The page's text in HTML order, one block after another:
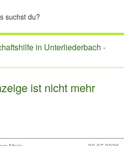
in Unterliederbach -
ist nicht mehr